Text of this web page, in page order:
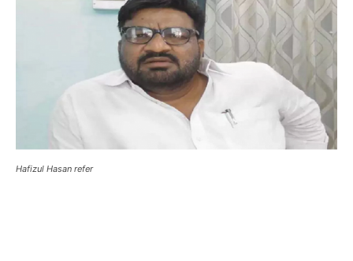
Hafizul Hasan refer